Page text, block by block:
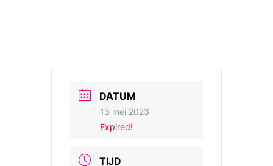
DATUM
13 mei 2023
Expired!
TIJD